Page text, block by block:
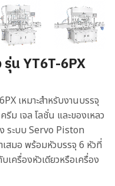
รุ่น YT6T-6PX
เหมาะสำหรับงานบรรจุ
ม เจล โลชั่น และของเหลว
ระบบ Servo Piston
สมอ พร้อมหัวบรรจุ 6 หัวที่
เครื่องหัวเดียวหรือเครื่อง